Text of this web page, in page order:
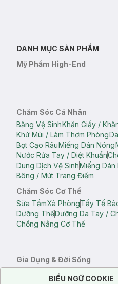
DANH MỤC SẢN PHẨM
Mỹ Phẩm High-End
Chăm Sóc Cá Nhân
Băng Vệ SinhKhăn Giấy /
Khử Mùi / Làm Thơm Phòng
Bọt Cạo RâuMiếng Dán Nóng
Nước Rửa Tay / Diệt Khuẩn
Dung Dịch Vệ SinhMiếng Dán
Bông / Mút Trang Điểm
Chăm Sóc Cơ Thể
Sữa TắmXà PhòngTẩy Tế
Dưỡng ThểDưỡng Da Tay /
Chống Nắng Cơ Thể
Gia Dụng & Đời Sống
Bông Tắm / Phụ
Phụ Kiện Điện Thoại Quạt
Cookie Consent
Notice about cookies usage
BIỂU NGỮ COOKIE